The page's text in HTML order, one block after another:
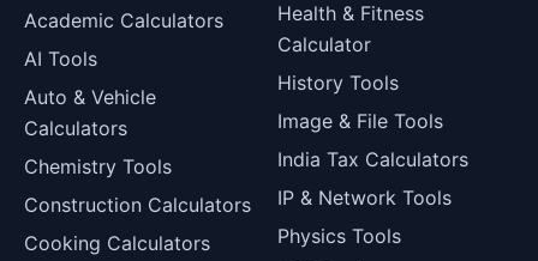
Academic Calculators
AI Tools
Auto & Vehicle
Calculators
Chemistry Tools
Construction Calculators
Cooking Calculators
Health & Fitness
Calculator
History Tools
Image & File Tools
India Tax Calculators
IP & Network Tools
Physics Tools